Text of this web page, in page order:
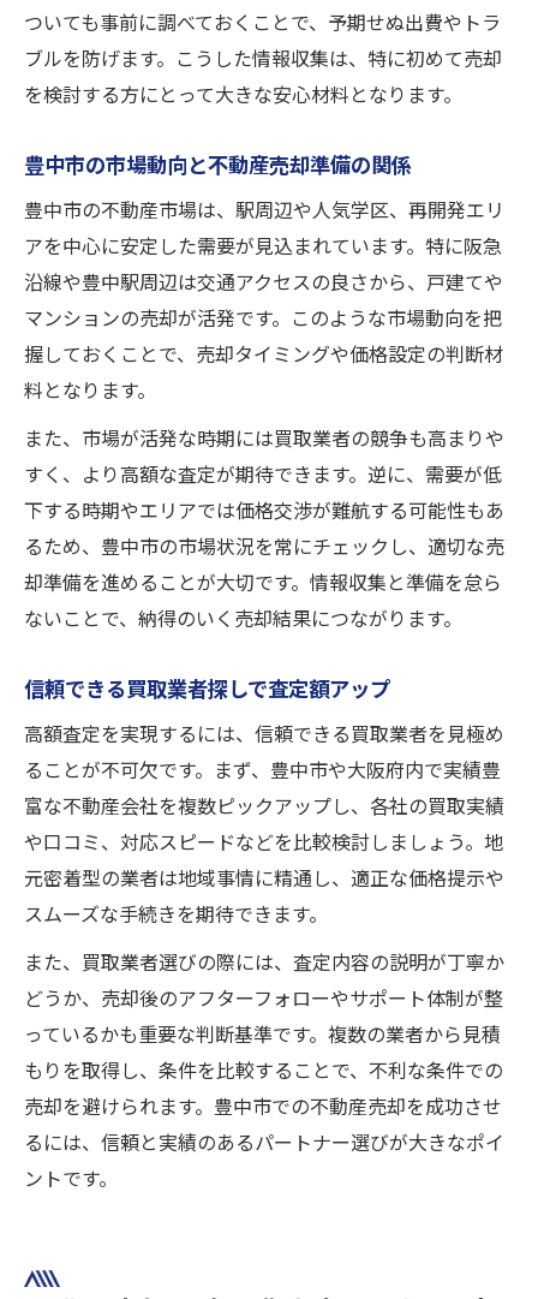
ついても事前に調べておくことで、予期せぬ出費やトラ
ブルを防げます。こうした情報収集は、特に初めて売却
を検討する方にとって大きな安心材料となります。
豊中市の市場動向と不動産売却準備の関係
豊中市の不動産市場は、駅周辺や人気学区、再開発エリ
アを中心に安定した需要が見込まれています。特に阪急
沿線や豊中駅周辺は交通アクセスの良さから、戸建てや
マンションの売却が活発です。このような市場動向を把
握しておくことで、売却タイミングや価格設定の判断材
料となります。
また、市場が活発な時期には買取業者の競争も高まりや
すく、より高額な査定が期待できます。逆に、需要が低
下する時期やエリアでは価格交渉が難航する可能性もあ
るため、豊中市の市場状況を常にチェックし、適切な売
却準備を進めることが大切です。情報収集と準備を怠ら
ないことで、納得のいく売却結果につながります。
信頼できる買取業者探しで査定額アップ
高額査定を実現するには、信頼できる買取業者を見極め
ることが不可欠です。まず、豊中市や大阪府内で実績豊
富な不動産会社を複数ピックアップし、各社の買取実績
や口コミ、対応スピードなどを比較検討しましょう。地
元密着型の業者は地域事情に精通し、適正な価格提示や
スムーズな手続きを期待できます。
また、買取業者選びの際には、査定内容の説明が丁寧か
どうか、売却後のアフターフォローやサポート体制が整
っているかも重要な判断基準です。複数の業者から見積
もりを取得し、条件を比較することで、不利な条件での
売却を避けられます。豊中市での不動産売却を成功させ
るには、信頼と実績のあるパートナー選びが大きなポイ
ントです。